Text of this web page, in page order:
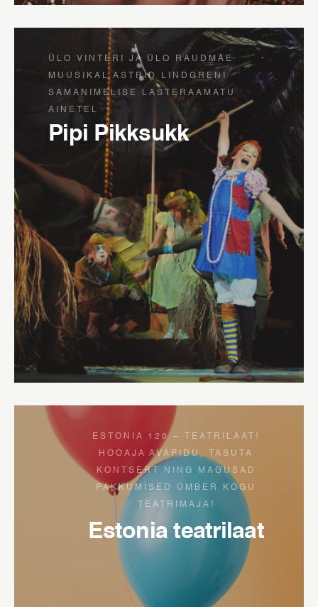
ÜLO VINTERI JA ÜLO RAUDMÄE
MUUSIKAL ASTRID LINDGRENI
SAMANIMELISE LASTERAAMATU
AINETEL
Pipi Pikksukk
ESTONIA 120 – TEATRILAAT!
HOOAJA AVAPIDU, TASUTA
KONTSERT NING MAGUSAD
PAKKUMISED ÜMBER KOGU
TEATRIMAJA!
Estonia teatrilaat